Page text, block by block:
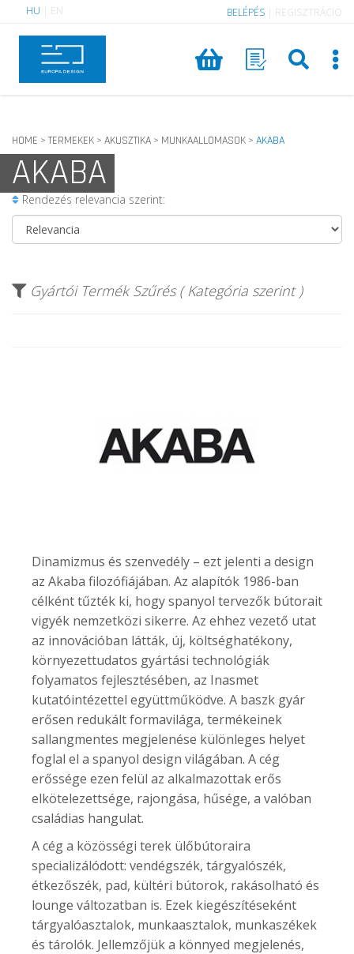
HU EN BELÉPÉS REGISZTRÁCIÓ
HOME > TERMEKEK > AKUSZTIKA > MUNKAALLOMASOK > AKABA
AKABA
Rendezés relevancia szerint:
Gyártói Termék Szűrés ( Kategória szerint )
Dinamizmus és szenvedély – ezt jelenti a design
az Akaba filozófiájában. Az alapítók 1986-ban
célként tűzték ki, hogy spanyol tervezők bútorait
vigyék nemzetközi sikerre. Az ehhez vezető utat
az innovációban látták, új, költséghatékony,
környezettudatos gyártási technológiák
folyamatos fejlesztésében, az Inasmet
kutatóintézettel együttműködve. A baszk gyár
erősen redukált formavilága, termékeinek
sallangmentes megjelenése különleges helyet
foglal el a spanyol design világában. A cég
erőssége ezen felül az alkalmazottak erős
elkötelezettsége, rajongása, hűsége, a valóban
családias hangulat.
A cég a közösségi terek ülőbútoraira
specializálódott: vendégszék, tárgyalószék,
étkezőszék, pad, kültéri bútorok, rakásolható és
lounge változatban is. Ezek kiegészítéseként
tárgyalóasztalok, munkaasztalok, munkaszékek
és tárolók. Jellemzőjük a könnyed megjelenés,